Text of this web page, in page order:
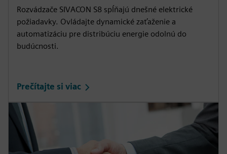
Rozvádzače SIVACON S8 spĺňajú dnešné elektrické
požiadavky. Ovládajte dynamické zaťaženie a
automatizáciu pre distribúciu energie odolnú do
budúcnosti.
Prečítajte si viac